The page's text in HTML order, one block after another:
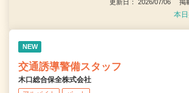
更新日： 2026/07/06 掲
本
NEW
交通誘導警備スタッフ
木口総合保全株式会社